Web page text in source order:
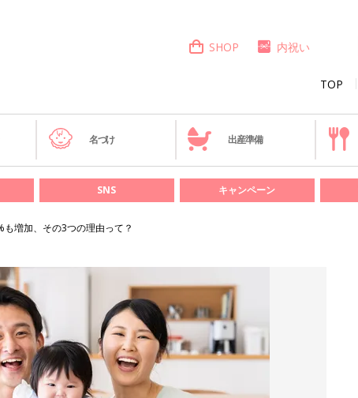
TOP
SHOP 内祝い
名づけ 出産準備
SNS キャンペーン
増加、その3つの理由って？